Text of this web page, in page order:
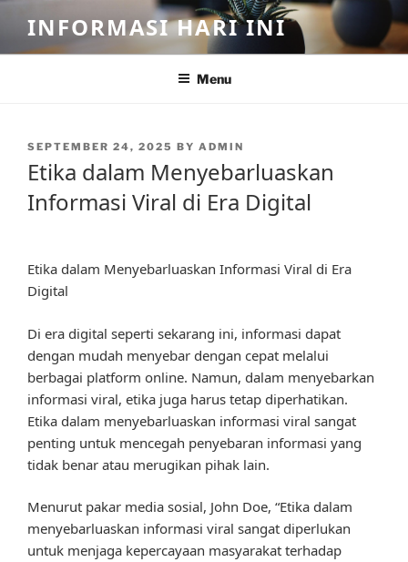
content
INFORMASI HARI INI
Menu
POSTED
SEPTEMBER 24, 2025 BY ADMIN
Etika dalam Menyebarluaskan
Informasi Viral di Era Digital
Etika dalam Menyebarluaskan Informasi Viral di Era
Digital
Di era digital seperti sekarang ini, informasi dapat
dengan mudah menyebar dengan cepat melalui
berbagai platform online. Namun, dalam menyebarkan
informasi viral, etika juga harus tetap diperhatikan.
Etika dalam menyebarluaskan informasi viral sangat
penting untuk mencegah penyebaran informasi yang
tidak benar atau merugikan pihak lain.
Menurut pakar media sosial, John Doe, “Etika dalam
menyebarluaskan informasi viral sangat diperlukan
untuk menjaga kepercayaan masyarakat terhadap